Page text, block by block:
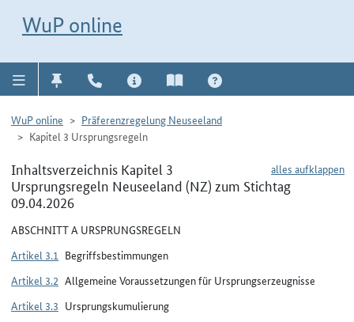
WuP online
WuP online
Präferenzregelung Neuseeland
Kapitel 3 Ursprungsregeln
alles aufklappen
Inhaltsverzeichnis Kapitel 3
Ursprungsregeln Neuseeland (NZ) zum Stichtag
09.04.2026
ABSCHNITT A URSPRUNGSREGELN
Artikel 3.1 Begriffsbestimmungen
Artikel 3.2 Allgemeine Voraussetzungen für Ursprungserzeugnisse
Artikel 3.3 Ursprungskumulierung